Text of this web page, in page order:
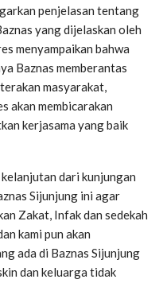
penjelasan tentang
yang dijelaskan oleh
menyampaikan bahwa
Baznas memberantas
masyarakat,
akan membicarakan
kerjasama yang baik
dari kunjungan
Sijunjung ini agar
Zakat, Infak dan sedekah
kami pun akan
ada di Baznas Sijunjung
dan keluarga tidak